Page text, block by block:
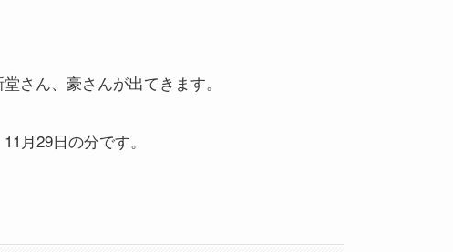
さん、豪さんが出てきます。
月29日の分です。